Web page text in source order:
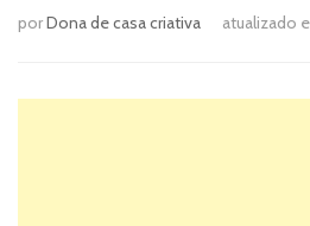
porDona de casa criativa atualizado